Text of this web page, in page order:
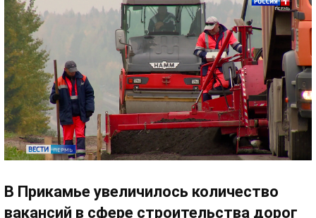
В Прикамье увеличилось количество
вакансий в сфере строительства дорог